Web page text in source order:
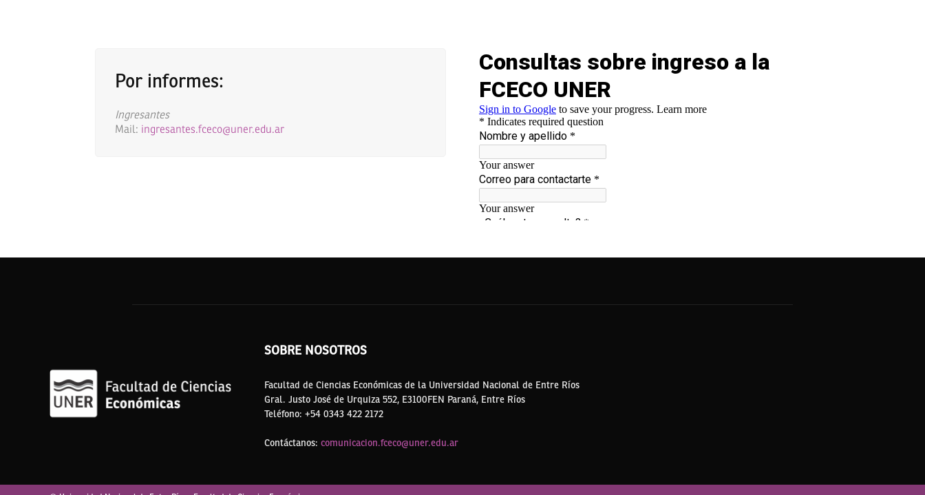
Por informes:
Ingresantes
Mail: ingresantes.fceco@uner.edu.ar
SOBRE NOSOTROS
Facultad de Ciencias Económicas de la Universidad Nacional de Entre Ríos
Gral. Justo José de Urquiza 552, E3100FEN Paraná, Entre Ríos
Teléfono: +54 0343 422 2172
Contáctanos: comunicacion.fceco@uner.edu.ar